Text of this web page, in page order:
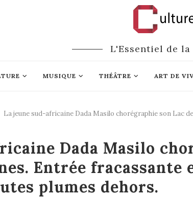
L'Essentiel de
MUSIQUE THÉÂTRE ART DE
La jeune sud-africaine Dada Masilo chorégraphie son Lac
Dada Masilo
Entrée fracassante
plumes dehors.